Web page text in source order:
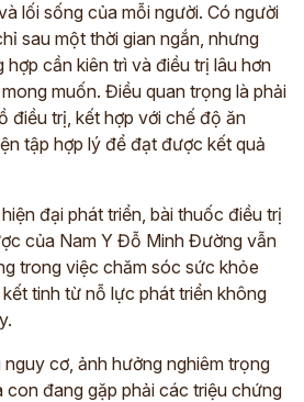
lối sống của mỗi người. Có người
sau một thời gian ngắn, nhưng
cần kiên trì và điều trị lâu hơn
muốn. Điều quan trọng là phải
điều trị, kết hợp với chế độ ăn
tập hợp lý để đạt được kết quả
đại phát triển, bài thuốc điều trị
của Nam Y Đỗ Minh Đường vẫn
trong việc chăm sóc sức khỏe
tinh từ nỗ lực phát triển không
nguy cơ, ảnh hưởng nghiêm trọng
con đang gặp phải các triệu chứng